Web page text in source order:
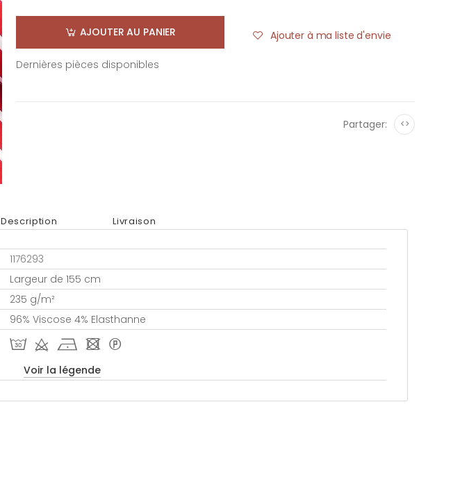
AJOUTER AU PANIER Ajouter à ma liste d'envie
Dernières pièces disponibles
Partager: <>
Description Livraison
1176293
Largeur de 155 cm
235 g/m²
96% Viscose 4% Elasthanne
T d h - *
Voir la légende